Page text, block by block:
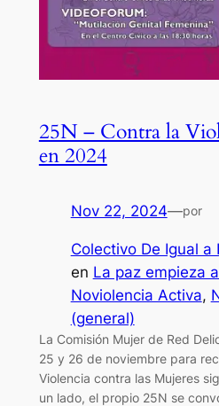
25N – Contra la
en 2024
Nov 22, 2024—por
Colectivo De Igual a
en La paz empieza
Noviolencia Activa,
(general)
La Comisión Mujer de Red
25 y 26 de noviembre para
Violencia contra las Mujeres
un lado, el propio 25N se